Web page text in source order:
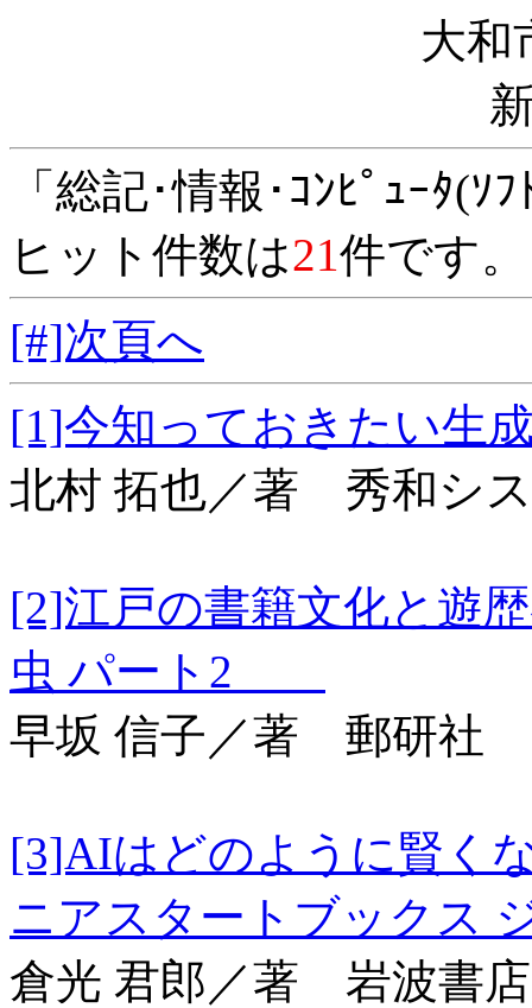
大和
「総記･情報･ｺﾝﾋﾟｭｰﾀ(ｿ
ヒット件数は21件です
[#]次頁へ
[1]今知っておきた
北村 拓也／著 秀和シ
[2]江戸の書籍文化と
虫 パート2
早坂 信子／著 郵研社
[3]AIはどのように賢
ニアスタートブックス
倉光 君郎／著 岩波書店